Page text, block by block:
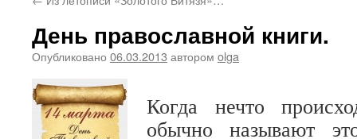
День православной книги.
Опубликовано 06.03.2013 автором olga
Когда нечто
обычно называют